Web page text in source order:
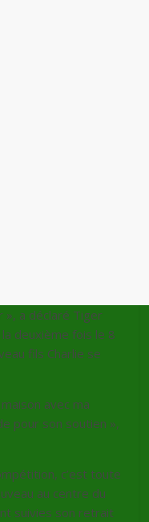
», a déclaré Tiger
deuxième fois le 8
fils Charlie se
avec ma
pour son soutien »,
c’est toute
au centre du
suivies son retrait